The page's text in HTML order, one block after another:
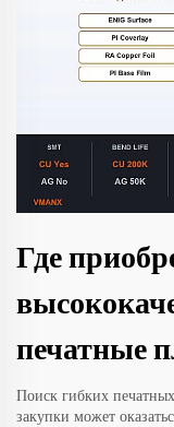
Где
печатные
Поиск гибких
закупки может